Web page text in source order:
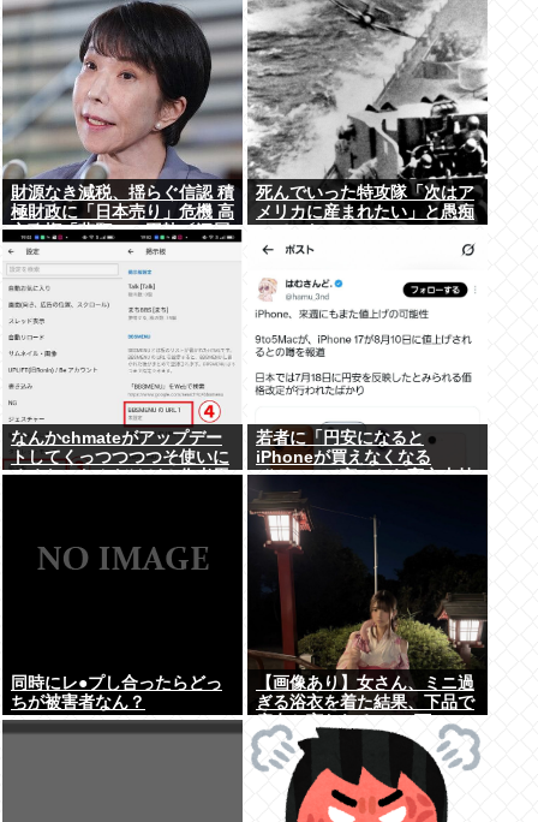
財源なき減税、揺らぐ信認 積
極財政に「日本売り」危機 高
市政権「悲願」に固執〔深層
探訪〕
死んでいった特攻隊「次はア
メリカに産まれたい」と愚痴
なんかchmateがアップデー
トしてくっつつつつそ使いに
くくなったんだけど？作者馬
若者に「円安になると
iPhoneが買えなくなる
ぞ！」って言ったら高市支持
する奴減りそうだよな
同時にレ●プし合ったらどっ
ちが被害者なん？
【画像あり】女さん、ミニ過
ぎる浴衣を着た結果、下品で
痴女と言われる→2.4万いい
ね